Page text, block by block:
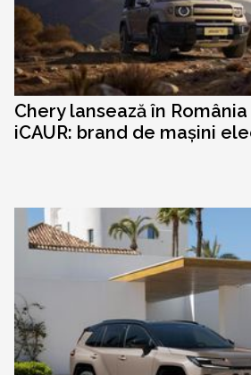
Chery lansează în
iCAUR: brand de mașini